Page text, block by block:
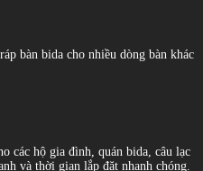
bàn bida cho nhiều dòng bàn khác
các hộ gia đình, quán bida, câu lạc
và thời gian lắp đặt nhanh chóng.